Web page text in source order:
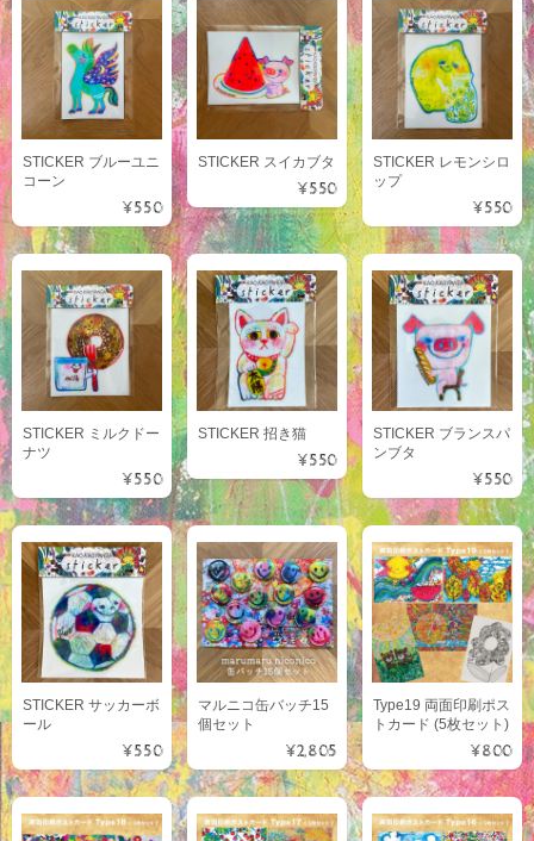
STICKER ブルーユニ
コーン
¥550
STICKER スイカブタ
¥550
STICKER レモンシロ
ップ
¥550
STICKER ミルクドー
ナツ
¥550
STICKER 招き猫
¥550
STICKER ブランスパ
ンブタ
¥550
STICKER サッカーボ
ール
¥550
マルニコ缶バッチ15
個セット
¥2,805
Type19 両面印刷ポス
トカード (5枚セット)
¥800